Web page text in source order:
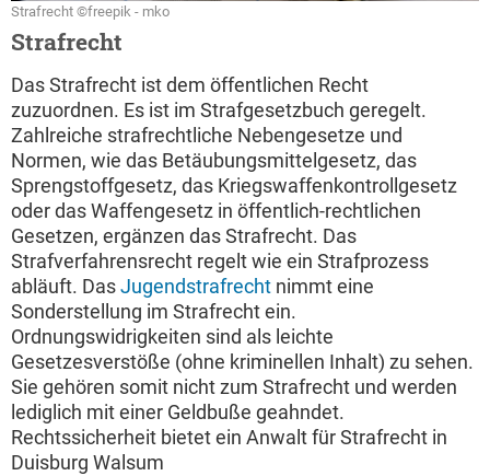
Strafrecht ©freepik - mko
Strafrecht
Das Strafrecht ist dem öffentlichen Recht
zuzuordnen. Es ist im Strafgesetzbuch geregelt.
Zahlreiche strafrechtliche Nebengesetze und
Normen, wie das Betäubungsmittelgesetz, das
Sprengstoffgesetz, das Kriegswaffenkontrollgesetz
oder das Waffengesetz in öffentlich-rechtlichen
Gesetzen, ergänzen das Strafrecht. Das
Strafverfahrensrecht regelt wie ein Strafprozess
abläuft. DasJugendstrafrecht nimmt eine
Sonderstellung im Strafrecht ein.
Ordnungswidrigkeiten sind als leichte
Gesetzesverstöße (ohne kriminellen Inhalt) zu sehen.
Sie gehören somit nicht zum Strafrecht und werden
lediglich mit einer Geldbuße geahndet.
Rechtssicherheit bietet ein Anwalt für Strafrecht in
Duisburg Walsum